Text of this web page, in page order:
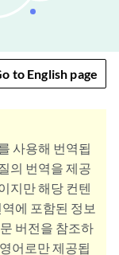
to English page
사용해 번역됩
의 번역을 제공
지만 해당 컨텐
에 포함된 정보
버전을 참조하
어로만 제공됩